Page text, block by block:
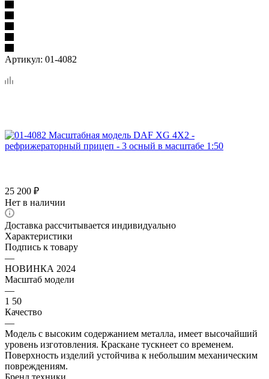
Артикул: 01-4082
25 200 ₽
Нет в наличии
Доставка рассчитывается индивидуально
Характеристики
Подпись к товару
—
НОВИНКА 2024
Масштаб модели
—
1 50
Качество
—
Модель с высоким содержанием металла, имеет высочайший
уровень изготовления. Краскане тускнеет со временем.
Поверхность изделий устойчива к небольшим механическим
повреждениям.
Бренд техники